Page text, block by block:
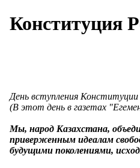
Конституция
День вступления Конституции
(В этот день в газетах
Мы, народ Казахстана,
приверженным идеалам
будущими поколениями,